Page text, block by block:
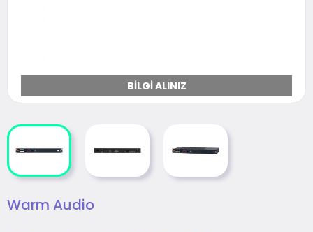
BILGI ALINIZ
Warm Audio